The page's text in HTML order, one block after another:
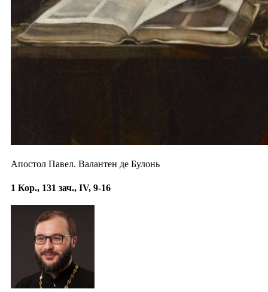
Апостол Павел. Валантен де Булонь
1 Кор., 131 зач., IV, 9-16